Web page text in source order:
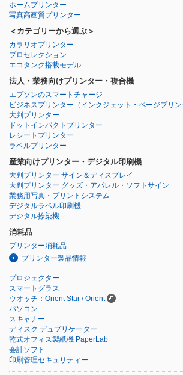
ホームプリンター
写真高画質プリンター
＜カテゴリーから選ぶ＞
カラリオプリンター
プロセレクション
エコタンク搭載モデル
法人・業務向けプリンター・複合機
エプソンのスマートチャージ
ビジネスプリンター （インクジェット・ページプリン
大判プリンター
ドットインパクトプリンター
レシートプリンター
ラベルプリンター
産業向けプリンター・デジタル印刷機
大判プリンター サイン＆ディスプレイ
大判プリンター グッズ・アパレル・ソフトサイン
業務用写真・プリントシステム
デジタルラベル印刷機
デジタル捺染機
消耗品
プリンター消耗品
プリンター製品情報
プロジェクター
スマートグラス
ウオッチ：Orient Star / Orient
パソコン
スキャナー
ディスク デュプリケーター
乾式オフィス製紙機 PaperLab
会計ソフト
印刷管理セキュリティー